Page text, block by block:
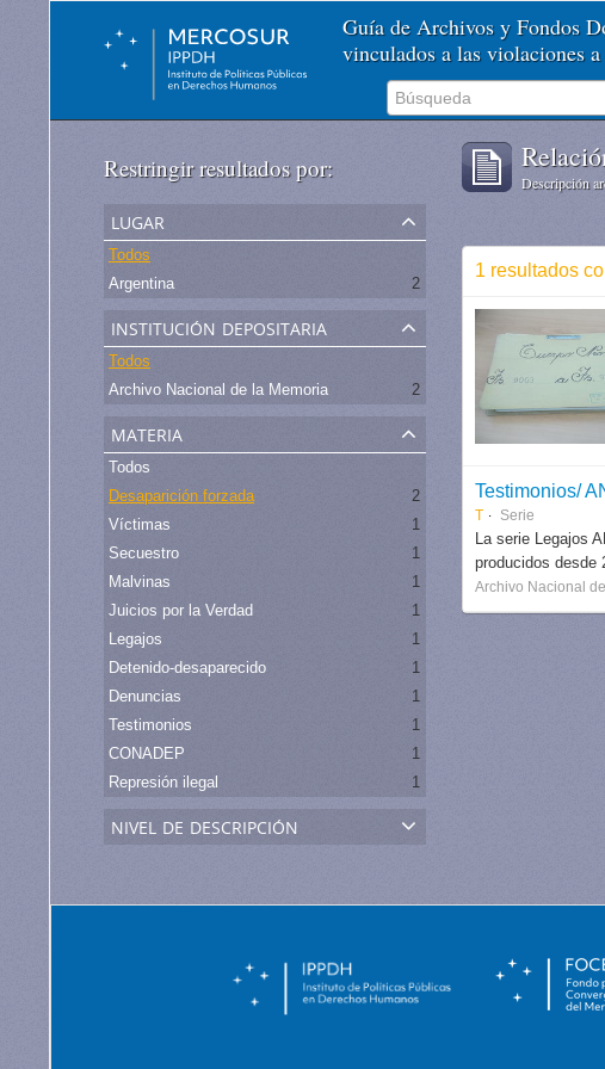
Guía de Archivos y Fondos
vinculados a las violaciones
Restringir resultados por:
lugar
Todos
Argentina
2
institución depositaria
Todos
Archivo Nacional de la Memoria
2
materia
Todos
Desaparición forzada
2
Víctimas
1
Secuestro
1
Malvinas
1
Juicios por la Verdad
1
Legajos
1
Detenido-desaparecido
1
Denuncias
1
Testimonios
1
CONADEP
1
Represión ilegal
1
nivel de descripción
Descripción
1 resultados
Testimonios/
T Serie
La serie Legajos
producidos desde
Archivo Nacional